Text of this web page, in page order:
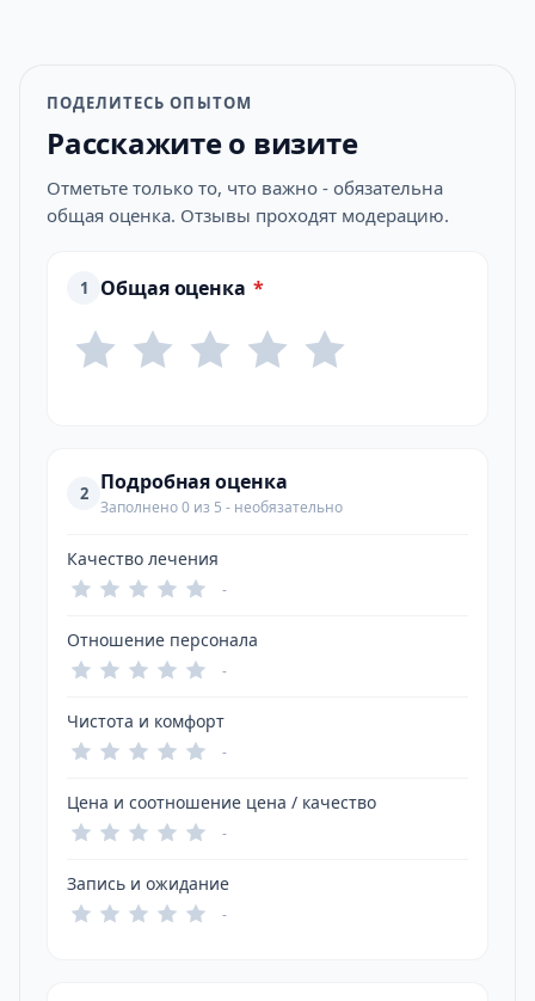
ПОДЕЛИТЕСЬ ОПЫТОМ
Расскажите о визите
Отметьте только то, что важно - обязательна
общая оценка. Отзывы проходят модерацию.
1 Общая оценка *
2 Подробная оценка
Заполнено 0 из 5 - необязательно
Качество лечения
-
Отношение персонала
-
Чистота и комфорт
-
Цена и соотношение цена / качество
-
Запись и ожидание
-